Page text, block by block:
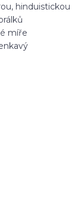
hinduistickou
míře